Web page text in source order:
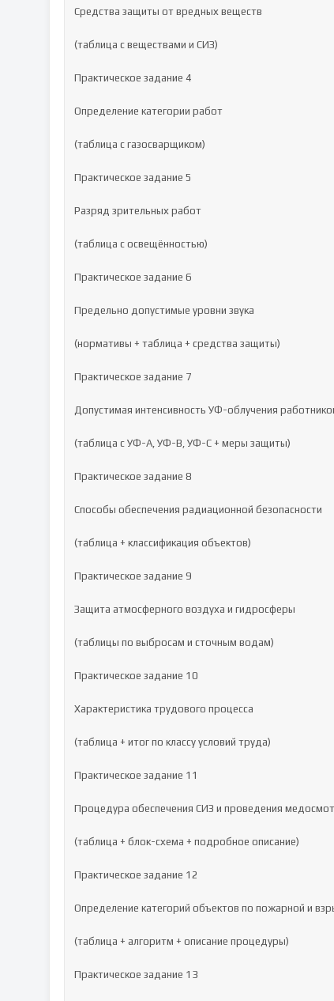
Средства защиты от вредных веществ
(таблица с веществами и СИЗ)
Практическое задание 4
Определение категории работ
(таблица с газосварщиком)
Практическое задание 5
Разряд зрительных работ
(таблица с освещённостью)
Практическое задание 6
Предельно допустимые уровни звука
(нормативы + таблица + средства защиты)
Практическое задание 7
Допустимая интенсивность УФ-облучения
(таблица с УФ-A, УФ-B, УФ-C + меры защиты)
Практическое задание 8
Способы обеспечения радиационной безопасности
(таблица + классификация объектов)
Практическое задание 9
Защита атмосферного воздуха и гидросферы
(таблицы по выбросам и сточным водам)
Практическое задание 10
Характеристика трудового процесса
(таблица + итог по классу условий труда)
Практическое задание 11
Процедура обеспечения СИЗ и проведения
(таблица + блок-схема + подробное описание)
Практическое задание 12
Определение категорий объектов по пожарной и
(таблица + алгоритм + описание процедуры)
Практическое задание 13